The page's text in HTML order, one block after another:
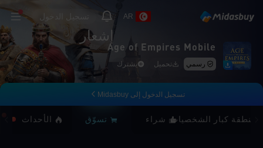
AR
إشعار
Age of Empires Mobile
رسمي تحميل يشترك
تسجيل الدخول إلى Midasbuy
منطقة كبار الشخصيات شراء تسوّق الأحداث